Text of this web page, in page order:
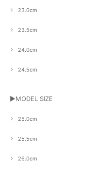
23.0cm
23.5cm
24.0cm
24.5cm
▶MODEL SIZE
25.0cm
25.5cm
26.0cm